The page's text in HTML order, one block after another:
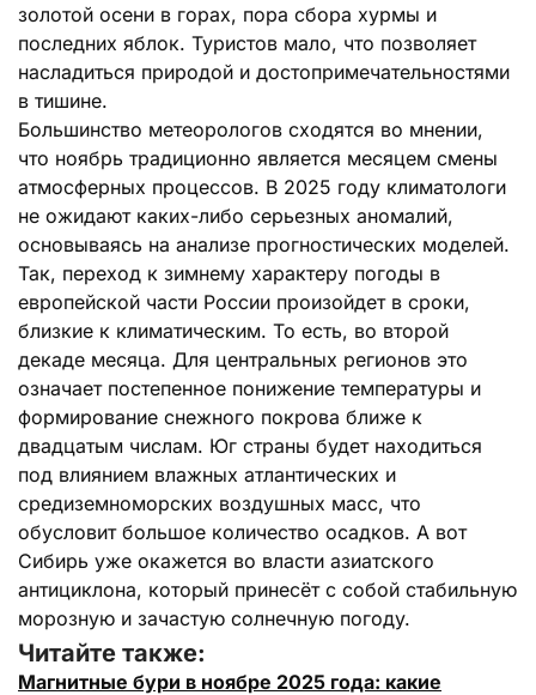
золотой осени в горах, пора сбора хурмы и
последних яблок. Туристов мало, что позволяет
насладиться природой и достопримечательностями
в тишине.
Большинство метеорологов сходятся во мнении,
что ноябрь традиционно является месяцем смены
атмосферных процессов. В 2025 году климатологи
не ожидают каких-либо серьезных аномалий,
основываясь на анализе прогностических моделей.
Так, переход к зимнему характеру погоды в
европейской части России произойдет в сроки,
близкие к климатическим. То есть, во второй
декаде месяца. Для центральных регионов это
означает постепенное понижение температуры и
формирование снежного покрова ближе к
двадцатым числам. Юг страны будет находиться
под влиянием влажных атлантических и
средиземноморских воздушных масс, что
обусловит большое количество осадков. А вот
Сибирь уже окажется во власти азиатского
антициклона, который принесёт с собой стабильную
морозную и зачастую солнечную погоду.
Читайте также:
Магнитные бури в ноябре 2025 года: какие